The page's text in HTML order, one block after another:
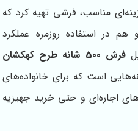
مناسب، فرشی تهیه کرد که
در استفاده روزمره عملکرد
فرش 500 شانه طرح کهکشان
است که برای خانواده‌های
اجاره‌ای و حتی خرید جهیزیه